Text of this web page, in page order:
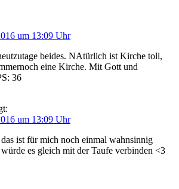
um 13:09 Uhr
beides. NAtürlich ist Kirche toll,
eine Kirche. Mit Gott und
36
um 13:09 Uhr
ist für mich noch einmal wahnsinnig
es gleich mit der Taufe verbinden <3